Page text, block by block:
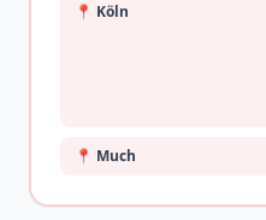
📍 Köln
📍 Much